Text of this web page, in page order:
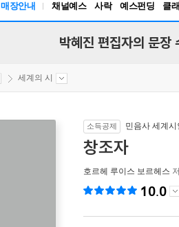
매장안내 채널예스 사락 예스펀딩 클
박혜진 편집자의 문장
세계의 시
소득공제 민음사 세계
창조자
호르헤 루이스 보르헤스
10.0